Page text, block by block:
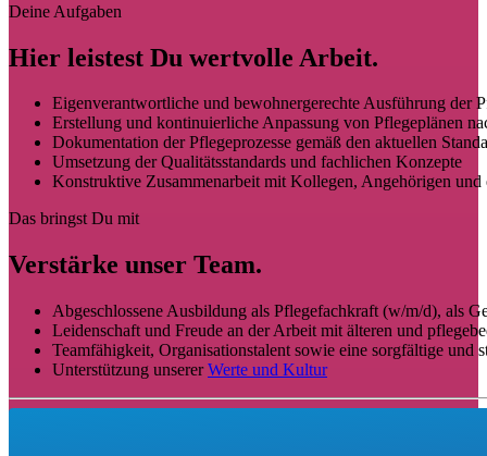
Deine Aufgaben
Hier leistest Du wertvolle Arbeit.
Eigenverantwortliche und bewohnergerechte Ausführung der
Erstellung und kontinuierliche Anpassung von Pflegeplänen
Dokumentation der Pflegeprozesse gemäß den aktuellen
Umsetzung der Qualitätsstandards und fachlichen Konzepte
Konstruktive Zusammenarbeit mit Kollegen, Angehörigen und
Das bringst Du mit
Verstärke unser Team.
Abgeschlossene Ausbildung als Pflegefachkraft (w/m/d), als
Leidenschaft und Freude an der Arbeit mit älteren und
Teamfähigkeit, Organisationstalent sowie eine sorgfältige und
Unterstützung unsererWerte und Kultur